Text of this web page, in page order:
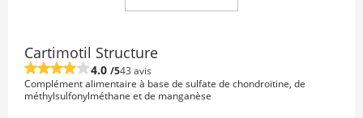
Cartimotil Structure
4.0 /543 avis
Complément alimentaire à base de sulfate de chondroïtine, de
méthylsulfonylméthane et de manganèse